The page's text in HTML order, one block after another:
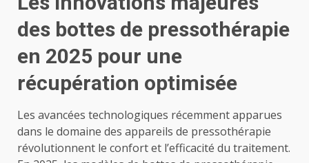
des bottes de pressothérapie
en 2025 pour une
récupération optimisée
Les avancées technologiques récemment apparues
dans le domaine des appareils de pressothérapie
révolutionnent le confort et l’efficacité du traitement.